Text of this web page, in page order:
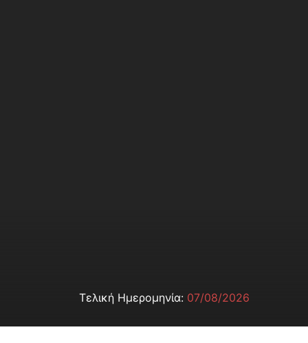
Τελική Ημερομηνία: 07/08/2026